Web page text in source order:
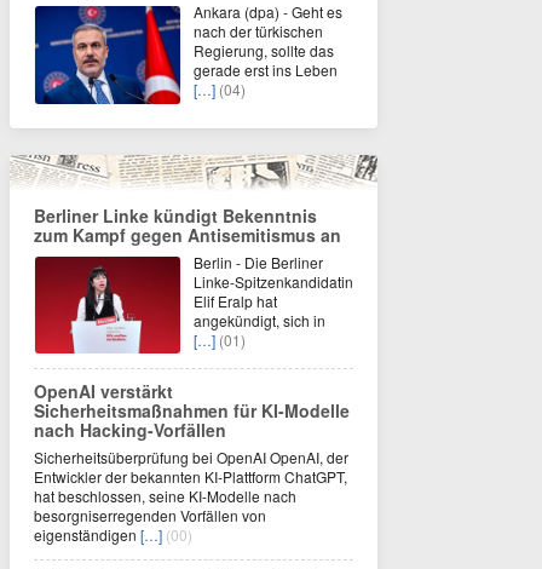
Ankara (dpa) - Geht es
nach der türkischen
Regierung, sollte das
gerade erst ins Leben
[…] (04)
Berliner Linke kündigt Bekenntnis
zum Kampf gegen Antisemitismus an
Berlin - Die Berliner
Linke-Spitzenkandidatin
Elif Eralp hat
angekündigt, sich in
[…] (01)
OpenAI verstärkt
Sicherheitsmaßnahmen für KI-Modelle
nach Hacking-Vorfällen
Sicherheitsüberprüfung bei OpenAI OpenAI, der
Entwickler der bekannten KI-Plattform ChatGPT,
hat beschlossen, seine KI-Modelle nach
besorgniserregenden Vorfällen von
eigenständigen […] (00)